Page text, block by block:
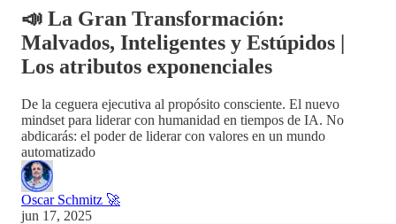
📣 La Gran Transformación:
Malvados, Inteligentes y Estúpidos |
Los atributos exponenciales
De la ceguera ejecutiva al propósito consciente. El nuevo
mindset para liderar con humanidad en tiempos de IA. No
abdicarás: el poder de liderar con valores en un mundo
automatizado
Oscar Schmitz 🚀
jun 17, 2025